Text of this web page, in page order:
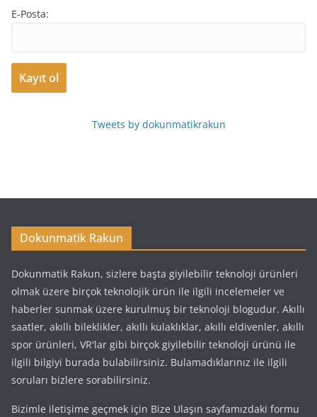
E-Posta:
Tweets by dokunmatikrakun
Dokunmatik Rakun
Dokunmatik Rakun, sizlere başta giyilebilir teknoloji ürünleri
olmak üzere birçok teknolojik ürün ile ilgili incelemeler ve
haberler sunmak üzere kurulmuş bir teknoloji blogudur. Akıllı
saatler, akıllı bileklikler, akıllı kulaklıklar, akıllı eldivenler, akıllı
spor ürünleri, VR'lar gibi birçok giyilebilir teknoloji ürünü ile
ilgili bilgiyi burada bulabilirsiniz. Bulamadıklarınız ile ilgili
soruları bizlere sorabilirsiniz.
Bizimle iletişime geçmek için Bize Ulaşın sayfamızdaki formu